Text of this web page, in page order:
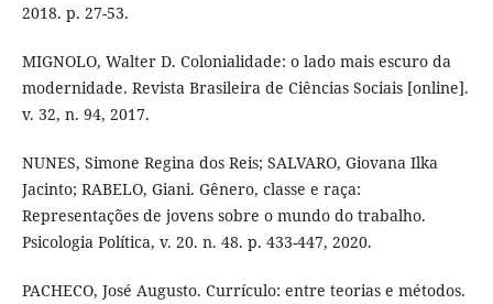
2018. p. 27-53.
MIGNOLO, Walter D. Colonialidade: o lado mais escuro da
modernidade. Revista Brasileira de Ciências Sociais [online].
v. 32, n. 94, 2017.
NUNES, Simone Regina dos Reis; SALVARO, Giovana Ilka
Jacinto; RABELO, Giani. Gênero, classe e raça:
Representações de jovens sobre o mundo do trabalho.
Psicologia Política, v. 20. n. 48. p. 433-447, 2020.
PACHECO, José Augusto. Currículo: entre teorias e métodos.